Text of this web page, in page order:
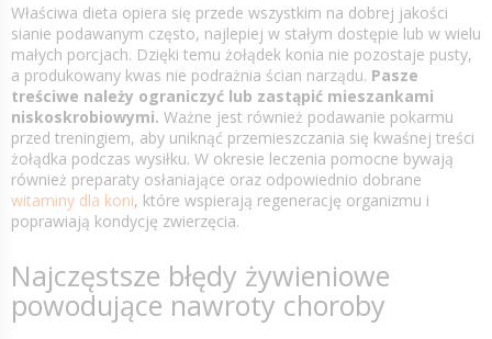
Właściwa dieta opiera się przede wszystkim na dobrej jakości
sianie podawanym często, najlepiej w stałym dostępie lub w wielu
małych porcjach. Dzięki temu żołądek konia nie pozostaje pusty,
a produkowany kwas nie podrażnia ścian narządu. Pasze
treściwe należy ograniczyć lub zastąpić mieszankami
niskoskrobiowymi. Ważne jest również podawanie pokarmu
przed treningiem, aby uniknąć przemieszczania się kwaśnej treści
żołądka podczas wysiłku. W okresie leczenia pomocne bywają
również preparaty osłaniające oraz odpowiednio dobrane
witaminy dla koni, które wspierają regenerację organizmu i
poprawiają kondycję zwierzęcia.
Najczęstsze błędy żywieniowe
powodujące nawroty choroby